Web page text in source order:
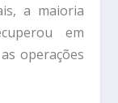
a maioria
em
operações